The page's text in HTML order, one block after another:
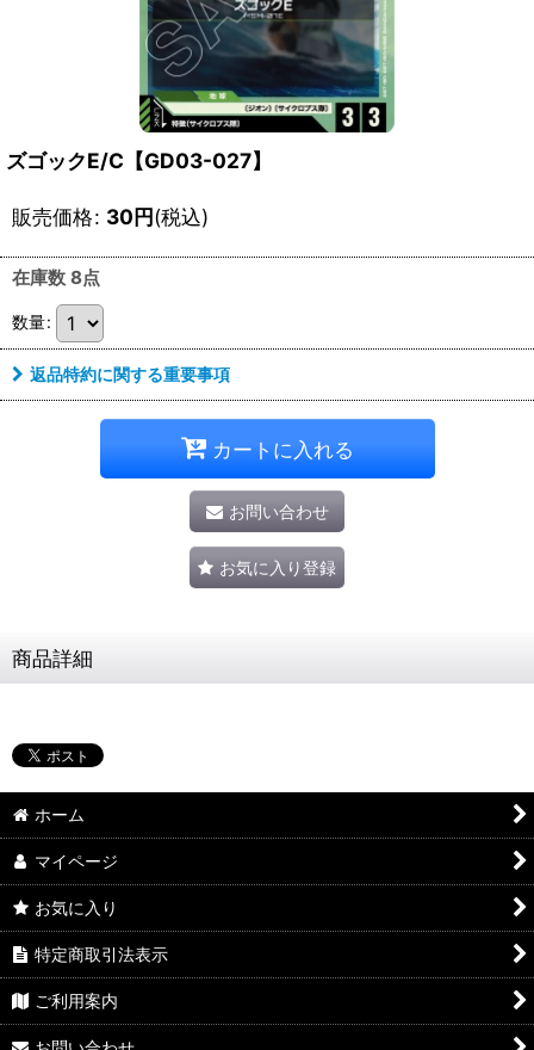
ズゴックE/C【GD03-027】
販売価格: 30円(税込)
在庫数 8点
数量:
返品特約に関する重要事項
カートに入れる
お問い合わせ
お気に入り登録
商品詳細
ホーム
マイページ
お気に入り
特定商取引法表示
ご利用案内